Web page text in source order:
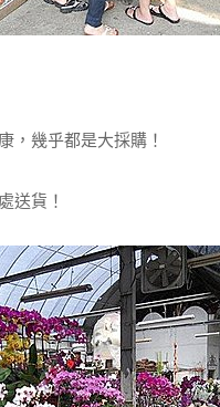
幾乎都是大採購！
貨！